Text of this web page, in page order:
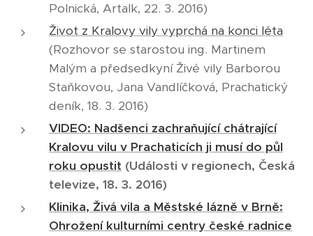
Polnická, Artalk, 22. 3. 2016)
Život z Kralovy vily vyprchá na konci léta
(Rozhovor se starostou ing. Martinem
Malým a předsedkyní Živé vily Barborou
Staňkovou, Jana Vandlíčková, Prachatický
deník, 18. 3. 2016)
VIDEO: Nadšenci zachraňující chátrající
Kralovu vilu v Prachaticích ji musí do půl
roku opustit (Události v regionech, Česká
televize, 18. 3. 2016)
Klinika, Živá vila a Městské lázně v Brně:
Ohrožení kulturními centry české radnice